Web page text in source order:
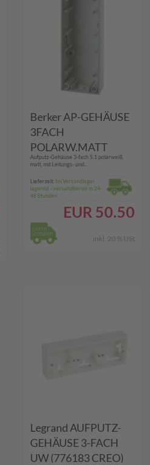
Berker AP-GEHÄUSE
3FACH
POLARW.MATT
(10439909 PWS
S.1/Q.3)
Aufputz-Gehäuse 3-fach S.1 polarweiß,
matt, mit Leitungs- und...
Lieferzeit: Im Versandlager
lagernd - versandbereit in 24-
48 Stunden
EUR 50.50
inkl. 20 % USt
Legrand AUFPUTZ-
GEHÄUSE 3-FACH
UW (776183 CREO)